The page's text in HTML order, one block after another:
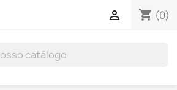
shopping_cart (0)
